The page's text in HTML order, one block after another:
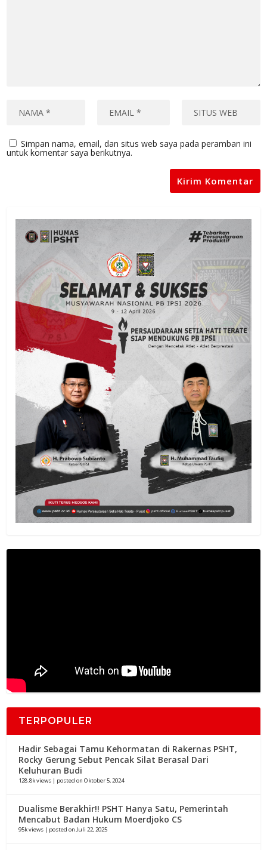
Simpan nama, email, dan situs web saya pada peramban ini
untuk komentar saya berikutnya.
TERPOPULER
Hadir Sebagai Tamu Kehormatan di Rakernas PSHT,
Rocky Gerung Sebut Pencak Silat Berasal Dari
Keluhuran Budi
128.8k views | posted on Oktober 5, 2024
Dualisme Berakhir!! PSHT Hanya Satu, Pemerintah
Mencabut Badan Hukum Moerdjoko CS
95k views | posted on Juli 22, 2025